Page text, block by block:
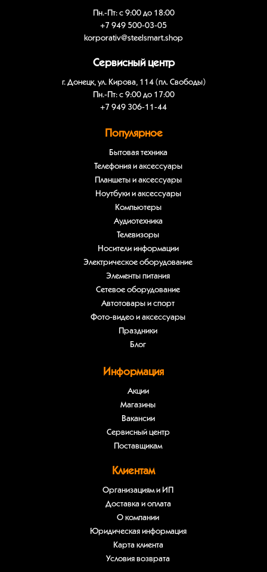
Пн.-Пт: с 9:00 до 18:00
+7 949 500-03-05
korporativ@steelsmart.shop
Сервисный центр
г. Донецк, ул. Кирова, 114 (пл. Свободы)
Пн.-Пт: с 9:00 до 17:00
+7 949 306-11-44
Популярное
Бытовая техника
Телефония и аксессуары
Планшеты и аксессуары
Ноутбуки и аксессуары
Компьютеры
Аудиотехника
Телевизоры
Носители информации
Электрическое оборудование
Элементы питания
Сетевое оборудование
Автотовары и спорт
Фото-видео и аксессуары
Праздники
Блог
Информация
Акции
Магазины
Вакансии
Сервисный центр
Поставщикам
Клиентам
Организациям и ИП
Доставка и оплата
О компании
Юридическая информация
Карта клиента
Условия возврата